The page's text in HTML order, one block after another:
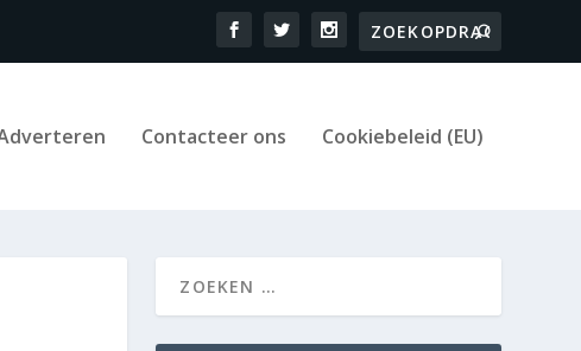
Contacteer ons Cookiebeleid (EU)